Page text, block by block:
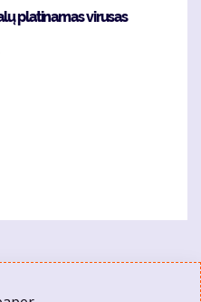
platinamas virusas